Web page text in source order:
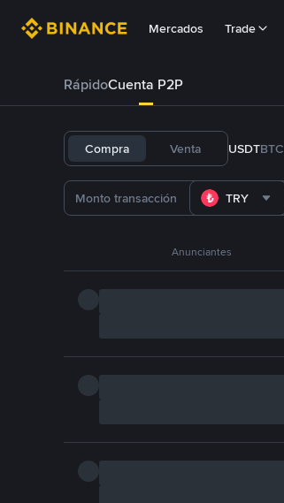
Mercados Trade
RápidoCuenta P2P
Compra Venta USDTBTC
TRY
Anunciantes